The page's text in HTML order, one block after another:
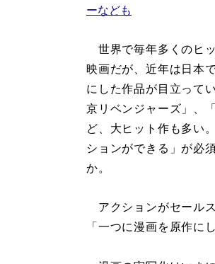
ーなども
世界で毎年多くのヒ
映画だが、近年は日本
にした作品が目立って
京リベンジャーズ」、
ど、大ヒット作も多い
ションができる」が必
か。
アクションがセール
「一つに漫画を原作に